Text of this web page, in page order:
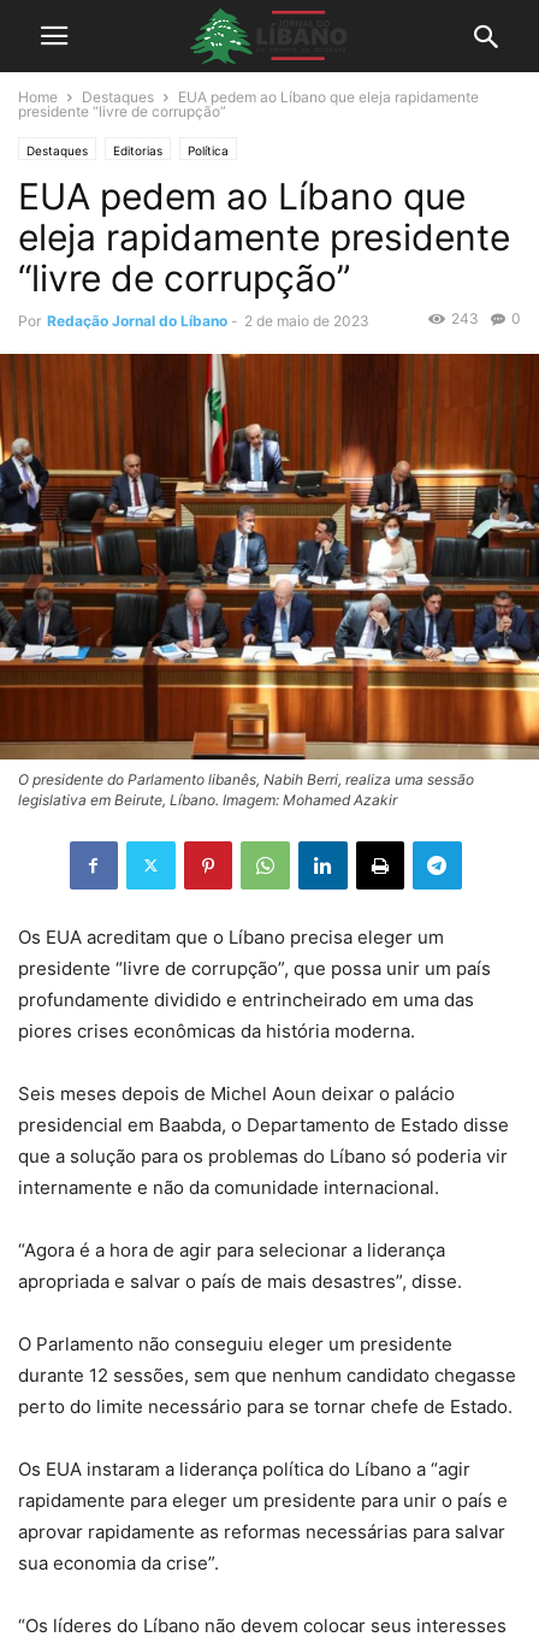
Home Destaques
EUA pedem ao Líbano que eleja rapidamente
presidente “livre de corrupção”
Destaques Editorias Política
EUA pedem ao Líbano que
eleja rapidamente presidente
“livre de corrupção”
Por Redação Jornal do Líbano - 2 de maio de 2023 0
243
O presidente do Parlamento libanês, Nabih Berri, realiza uma sessão
legislativa em Beirute, Líbano. Imagem: Mohamed Azakir
Os EUA acreditam que o Líbano precisa eleger um
presidente “livre de corrupção”, que possa unir um país
profundamente dividido e entrincheirado em uma das
piores crises econômicas da história moderna.
Seis meses depois de Michel Aoun deixar o palácio
presidencial em Baabda, o Departamento de Estado disse
que a solução para os problemas do Líbano só poderia vir
internamente e não da comunidade internacional.
“Agora é a hora de agir para selecionar a liderança
apropriada e salvar o país de mais desastres”, disse.
O Parlamento não conseguiu eleger um presidente
durante 12 sessões, sem que nenhum candidato chegasse
perto do limite necessário para se tornar chefe de Estado.
Os EUA instaram a liderança política do Líbano a “agir
rapidamente para eleger um presidente para unir o país e
aprovar rapidamente as reformas necessárias para salvar
sua economia da crise”.
“Os líderes do Líbano não devem colocar seus interesses